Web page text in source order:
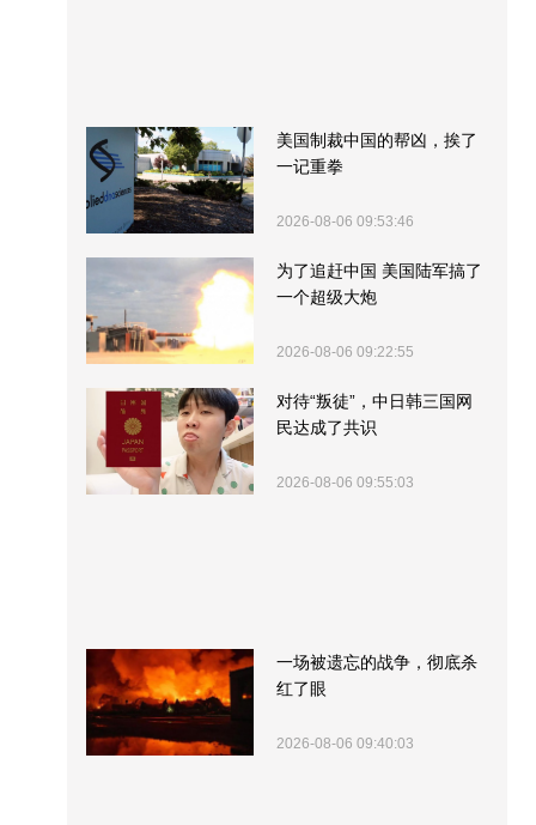
美国制裁中国的帮凶，挨了
一记重拳
2026-08-06 09:53:46
为了追赶中国 美国陆军搞了
一个超级大炮
2026-08-06 09:22:55
对待“叛徒”，中日韩三国网
民达成了共识
2026-08-06 09:55:03
一场被遗忘的战争，彻底杀
红了眼
2026-08-06 09:40:03